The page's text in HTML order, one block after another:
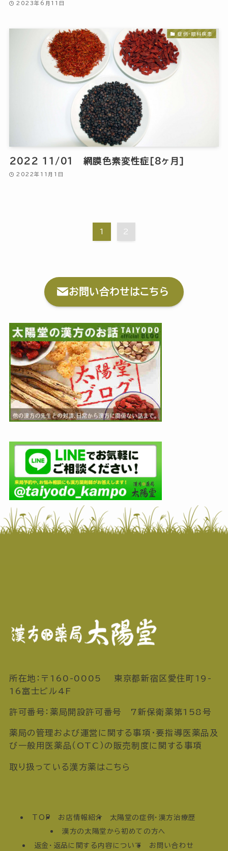
2023年6月11日
症例-眼科疾患
2022 11/01 網膜色素変性症[8ヶ月]
2022年11月1日
1 2
お問い合わせはこちら
所在地：〒160-0005 東京都新宿区愛住町19-
16富士ビル4F
許可番号：薬局開設許可番号 7新保衛薬第158号
薬局の管理および運営に関する事項・要指導医薬品及
び一般用医薬品（OTC）の販売制度に関する事項
取り扱っている漢方薬はこちら
TOP お店情報紹介
太陽堂の症例・漢方治療歴
漢方の太陽堂から初めての方へ
返金・返品に関する内容について
お問い合わせ